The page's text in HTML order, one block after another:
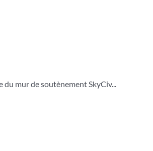
du mur de soutènement SkyCiv...